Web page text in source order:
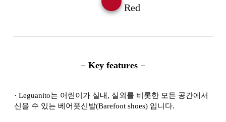
Red
− Key features −
· Leguanito는 어린이가 실내, 실외를 비롯한 모든 공간에서
신을 수 있는 베어풋신발(Barefoot shoes) 입니다.